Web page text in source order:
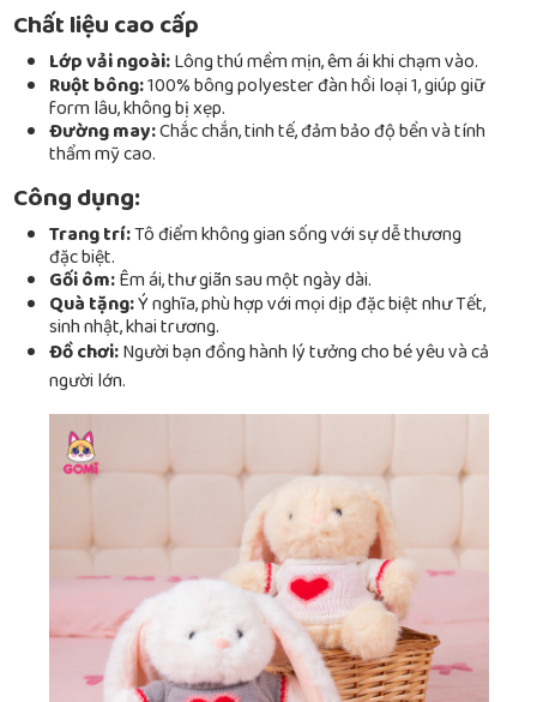
Chất liệu cao cấp
Lớp vải ngoài:Lông thú mềm mịn, êm ái khi chạm vào.
Ruột bông:100% bông polyester đàn hồi loại 1, giúp giữ
form lâu, không bị xẹp.
Đường may:Chắc chắn, tinh tế, đảm bảo độ bền và tính
thẩm mỹ cao.
Công dụng:
Trang trí:Tô điểm không gian sống với sự dễ thương
đặc biệt.
Gối ôm:Êm ái, thư giãn sau một ngày dài.
Quà tặng:Ý nghĩa, phù hợp với mọi dịp đặc biệt như Tết,
sinh nhật, khai trương.
Đồ chơi:Người bạn đồng hành lý tưởng cho bé yêu và cả
người lớn.